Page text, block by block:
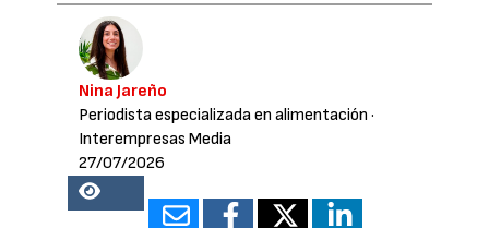
Nina Jareño
Periodista especializada en alimentación ·
Interempresas Media
27/07/2026
15918